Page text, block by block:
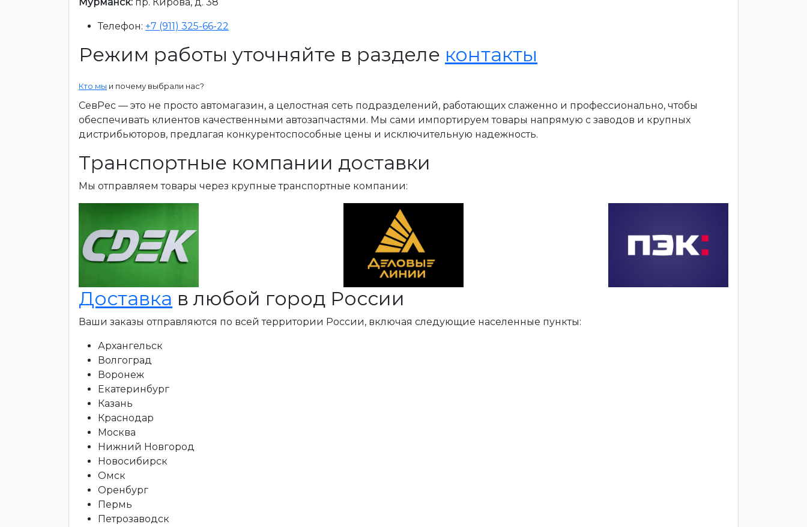
Телефон: +7 (911) 325-66-22
Режим работы уточняйте в разделе контакты
Кто мы и почему выбрали нас?
СевРес — это не просто автомагазин, а целостная сеть подразделений, работающих слаженно и профессионально, чтобы
обеспечивать клиентов качественными автозапчастями. Мы сами импортируем товары напрямую с заводов и крупных
дистрибьюторов, предлагая конкурентоспособные цены и исключительную надежность.
Транспортные компании доставки
Мы отправляем товары через крупные транспортные компании:
Доставка в любой город России
Ваши заказы отправляются по всей территории России, включая следующие населенные пункты:
Архангельск
Волгоград
Воронеж
Екатеринбург
Казань
Краснодар
Москва
Нижний Новгород
Новосибирск
Омск
Оренбург
Пермь
Петрозаводск